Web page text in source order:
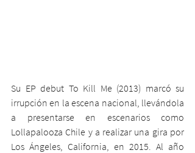
Su EP debut To Kill Me (2013) marcó su
irrupción en la escena nacional, llevándola
a presentarse en escenarios como
Lollapalooza Chile y a realizar una gira por
Los Ángeles, California, en 2015. Al año